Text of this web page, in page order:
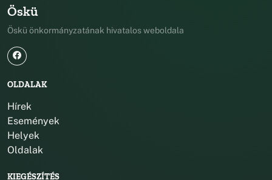
Öskü
Öskü önkormányzatának hivatalos weboldala
OLDALAK
Hírek
Események
Helyek
Oldalak
KIEGÉSZÍTÉS